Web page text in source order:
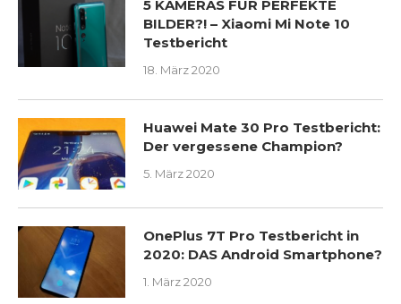
5 KAMERAS FÜR PERFEKTE
BILDER?! – Xiaomi Mi Note 10
Testbericht
18. März 2020
Huawei Mate 30 Pro Testbericht:
Der vergessene Champion?
5. März 2020
OnePlus 7T Pro Testbericht in
2020: DAS Android Smartphone?
1. März 2020